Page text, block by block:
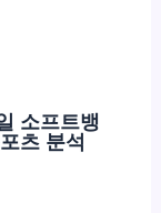
소프트뱅
츠 분석